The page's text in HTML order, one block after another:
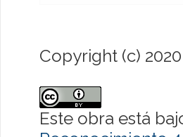
Copyright (c)
Este obra está